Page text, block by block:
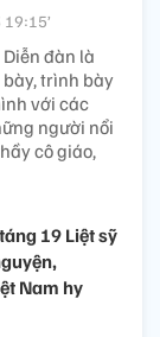
đàn là
trình bày
với các
người nổi
cô giáo,
19 Liệt sỹ
Nam hy